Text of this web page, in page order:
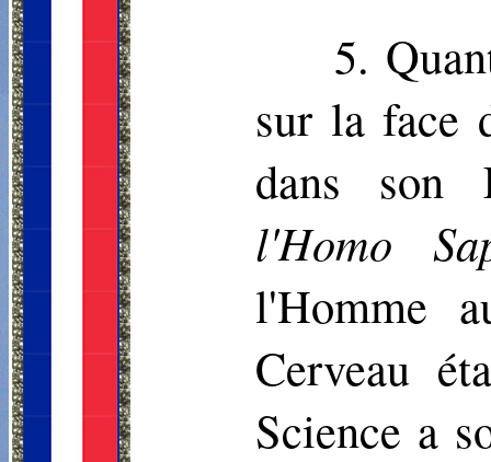
5.
sur la face
dans son
l'Homo
l'Homme
Cerveau
Science a